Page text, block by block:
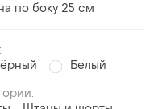
по боку 25 см
Белый